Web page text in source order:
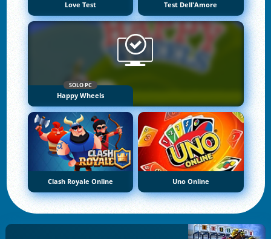
Love Test Test Dell'Amore
SOLO PC
Happy Wheels
Clash Royale Online Uno Online